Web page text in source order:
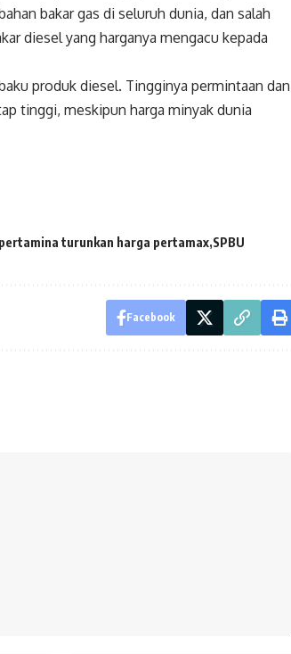
bakar gas di seluruh dunia, dan salah
diesel yang harganya mengacu kepada
produk diesel. Tingginya permintaan dan
tinggi, meskipun harga minyak dunia
pertamina turunkan harga pertamax SPBU
Facebook